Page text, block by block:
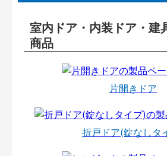
室内ドア・内装ドア・建
商品
片開きドア
折戸ドア(錠なしタ